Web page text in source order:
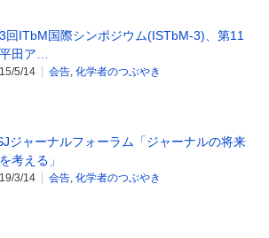
回ITbM国際シンポジウム(ISTbM-3)、第11
田ア…
5/14 会告 化学者のつぶやき
ジャーナルフォーラム「ジャーナルの将来
考える」
3/14 会告 化学者のつぶやき